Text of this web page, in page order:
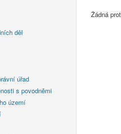
děl
úřad
s povodněmi
území
Žádná